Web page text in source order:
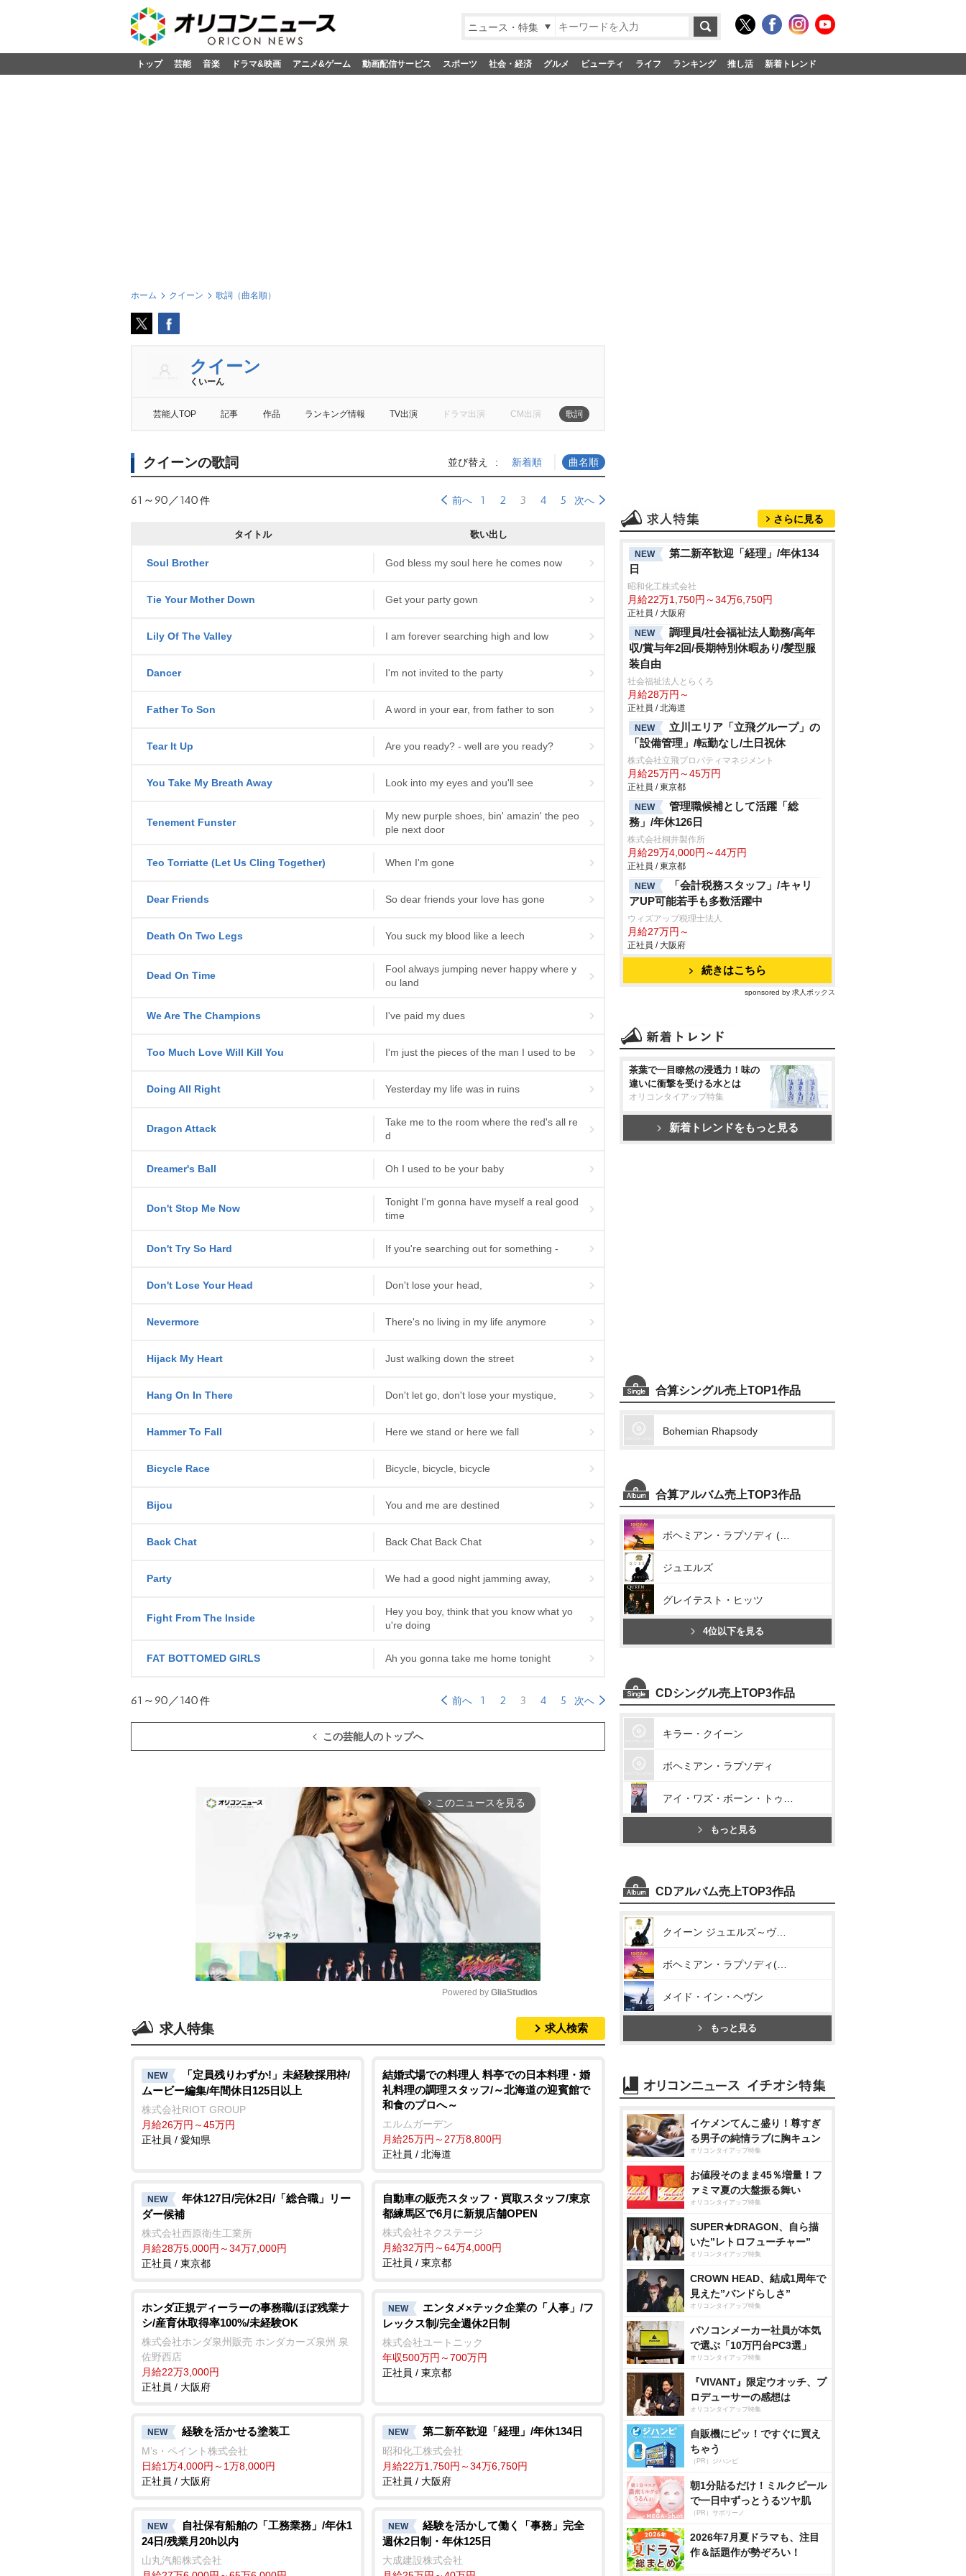
ニュース・特集
トップ 芸能 音楽 ドラマ&映画 アニメ&ゲーム 動画配信サービス スポーツ 社会・経済 グルメ ビューティ ライフ ランキング 推し活 新着トレンド
ホーム クイーン 歌詞（曲名順）
クイーン
くいーん
芸能人TOP 記事 作品 ランキング情報 TV出演 ドラマ出演 CM出演 歌詞
クイーンの歌詞 並び替え 新着順 曲名順
61～90／140件 前へ 1 2 3 4 5 次へ
タイトル 歌い出し
Soul Brother God bless my soul here he comes now
Tie Your Mother Down Get your party gown
Lily Of The Valley I am forever searching high and low
Dancer I'm not invited to the party
Father To Son A word in your ear, from father to son
Tear It Up Are you ready? - well are you ready?
You Take My Breath Away Look into my eyes and you'll see
Tenement Funster
My new purple shoes, bin' amazin' the peo
ple next door
Teo Torriatte (Let Us Cling Together) When I'm gone
Dear Friends So dear friends your love has gone
Death On Two Legs You suck my blood like a leech
Dead On Time
Fool always jumping never happy where y
ou land
We Are The Champions I've paid my dues
Too Much Love Will Kill You I'm just the pieces of the man I used to be
Doing All Right Yesterday my life was in ruins
Dragon Attack
Take me to the room where the red's all re
d
Dreamer's Ball Oh I used to be your baby
Don't Stop Me Now
Tonight I'm gonna have myself a real good
time
Don't Try So Hard If you're searching out for something -
Don't Lose Your Head Don't lose your head,
Nevermore There's no living in my life anymore
Hijack My Heart Just walking down the street
Hang On In There Don't let go, don't lose your mystique,
Hammer To Fall Here we stand or here we fall
Bicycle Race Bicycle, bicycle, bicycle
Bijou You and me are destined
Back Chat Back Chat Back Chat
Party We had a good night jamming away,
Fight From The Inside
Hey you boy, think that you know what yo
u're doing
FAT BOTTOMED GIRLS Ah you gonna take me home tonight
61～90／140件 前へ 1 2 3 4 5 次へ
この芸能人のトップへ
arrow_forward_ios このニュースを見る
e
Powered by GliaStudios
求人特集 求人検索
NEW
「定員残りわずか!」未経験採用枠/
ムービー編集/年間休日125日以上
株式会社RIOT GROUP
月給26万円～45万円
正社員 / 愛知県
結婚式場での料理人 料亭での日本料理・婚
礼料理の調理スタッフ/～北海道の迎賓館で
和食のプロへ～
エルムガーデン
月給25万円～27万8,800円
正社員 / 北海道
NEW
年休127日/完休2日/「総合職」リー
ダー候補
株式会社西原衛生工業所
月給28万5,000円～34万7,000円
正社員 / 東京都
自動車の販売スタッフ・買取スタッフ/東京
都練馬区で6月に新規店舗OPEN
株式会社ネクステージ
月給32万円～64万4,000円
正社員 / 東京都
ホンダ正規ディーラーの事務職/ほぼ残業ナ
シ/産育休取得率100%/未経験OK
株式会社ホンダ泉州販売 ホンダカーズ泉州 泉
佐野西店
月給22万3,000円
正社員 / 大阪府
NEW
エンタメ×テック企業の「人事」/フ
レックス制/完全週休2日制
株式会社ユートニック
年収500万円～700万円
正社員 / 東京都
NEW 経験を活かせる塗装工
M’s・ペイント株式会社
日給1万4,000円～1万8,000円
正社員 / 大阪府
NEW 第二新卒歓迎「経理」/年休134日
昭和化工株式会社
月給22万1,750円～34万6,750円
正社員 / 大阪府
NEW
自社保有船舶の「工務業務」/年休1
24日/残業月20h以内
山丸汽船株式会社
NEW
経験を活かして働く「事務」完全
週休2日制・年休125日
大成建設株式会社
さらに見る
NEW
第二新卒歓迎「経理」/年休134
日
昭和化工株式会社
月給22万1,750円～34万6,750円
正社員 / 大阪府
NEW
調理員/社会福祉法人勤務/高年
収/賞与年2回/長期特別休暇あり/髪型服
装自由
社会福祉法人とらくろ
月給28万円～
正社員 / 北海道
NEW
立川エリア「立飛グループ」の
「設備管理」/転勤なし/土日祝休
株式会社立飛プロパティマネジメント
月給25万円～45万円
正社員 / 東京都
NEW
管理職候補として活躍「総
務」/年休126日
株式会社桐井製作所
月給29万4,000円～44万円
正社員 / 東京都
NEW
「会計税務スタッフ」/キャリ
アUP可能若手も多数活躍中
ウィズアップ税理士法人
月給27万円～
正社員 / 大阪府
続きはこちら
sponsored by 求人ボックス
茶葉で一目瞭然の浸透力！味の
違いに衝撃を受ける水とは
オリコンタイアップ特集
新着トレンドをもっと見る
合算シングル売上TOP1作品
Bohemian Rhapsody
合算アルバム売上TOP3作品
ジュエルズ
グレイテスト・ヒッツ
4位以下を見る
CDシングル売上TOP3作品
キラー・クイーン
ボヘミアン・ラプソディ
もっと見る
CDアルバム売上TOP3作品
クイーン ジュエルズ～ヴェリー・ベスト・オブ・クイーン～
メイド・イン・ヘヴン
もっと見る
イケメンてんこ盛り！尊すぎ
る男子の純情ラブに胸キュン
オリコンタイアップ特集
お値段そのまま45％増量！フ
ァミマ夏の大盤振る舞い
オリコンタイアップ特集
SUPER★DRAGON、自ら描
いた”レトロフューチャー”
オリコンタイアップ特集
CROWN HEAD、結成1周年で
見えた”バンドらしさ”
オリコンタイアップ特集
パソコンメーカー社員が本気
で選ぶ「10万円台PC3選」
オリコンタイアップ特集
『VIVANT』限定ウオッチ、プ
ロデューサーの感想は
オリコンタイアップ特集
自販機にピッ！ですぐに買え
ちゃう
（PR）ジハンピ
朝1分貼るだけ！ミルクピール
で一日中ずっとうるツヤ肌
（PR）サボリーノ
2026年7月夏ドラマも、注目
作＆話題作が勢ぞろい！